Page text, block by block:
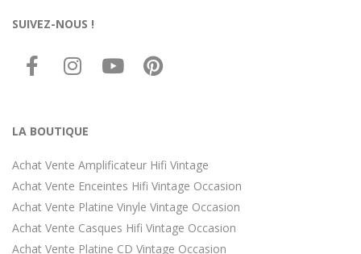
SUIVEZ-NOUS !
LA BOUTIQUE
Achat Vente Amplificateur Hifi Vintage
Achat Vente Enceintes Hifi Vintage Occasion
Achat Vente Platine Vinyle Vintage Occasion
Achat Vente Casques Hifi Vintage Occasion
Achat Vente Platine CD Vintage Occasion